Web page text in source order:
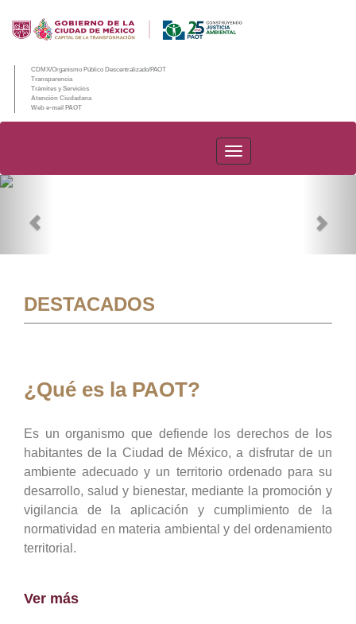
CDMX/Organismo Público Descentralizado/PAOT
Transparencia
Trámites y Servicios
Atención Ciudadana
Web e-mail PAOT
PAOT
DESTACADOS
¿Qué es la PAOT?
Es un organismo que defiende los derechos de los
habitantes de la Ciudad de México, a disfrutar de un
ambiente adecuado y un territorio ordenado para su
desarrollo, salud y bienestar, mediante la promoción y
vigilancia de la aplicación y cumplimiento de la
normatividad en materia ambiental y del ordenamiento
territorial.
Ver más